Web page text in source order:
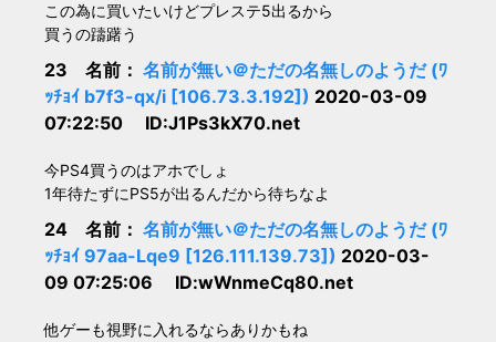
この為に買いたいけどプレステ5出るから
買うの躊躇う
23 名前： 名前が無い＠ただの名無しのようだ (ﾜ
ｯﾁｮｲ b7f3-qx/i [106.73.3.192]) 2020-03-09
07:22:50 ID:J1Ps3kX70.net
今PS4買うのはアホでしょ
1年待たずにPS5が出るんだから待ちなよ
24 名前： 名前が無い＠ただの名無しのようだ (ﾜ
ｯﾁｮｲ 97aa-Lqe9 [126.111.139.73]) 2020-03-
09 07:25:06 ID:wWnmeCq80.net
他ゲーも視野に入れるならありかもね